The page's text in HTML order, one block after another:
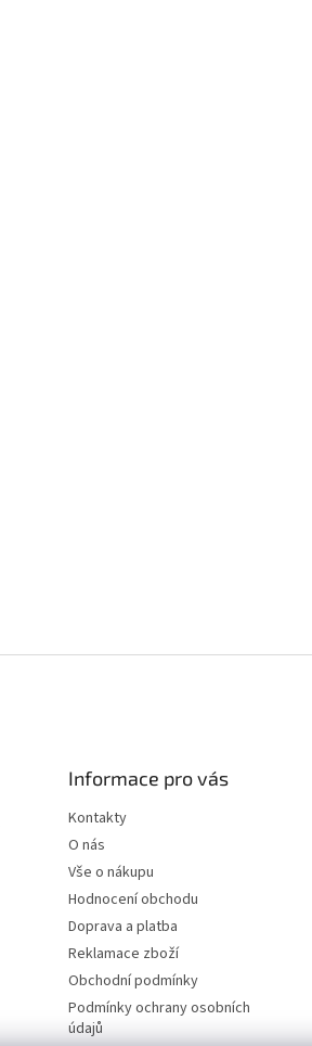
Informace pro vás
Kontakty
O nás
Vše o nákupu
Hodnocení obchodu
Doprava a platba
Reklamace zboží
Obchodní podmínky
Podmínky ochrany osobních
údajů